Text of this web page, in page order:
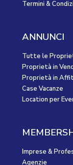
Termini &
ANNUNCI
Tutte le
Proprietà in
Proprietà in
Case Vacanze
Location per
Imprese &
Agenzie